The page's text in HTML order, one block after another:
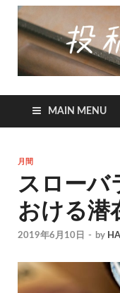
MAIN MENU
月間
スローバ
おける潜
2019年6月10日 - by